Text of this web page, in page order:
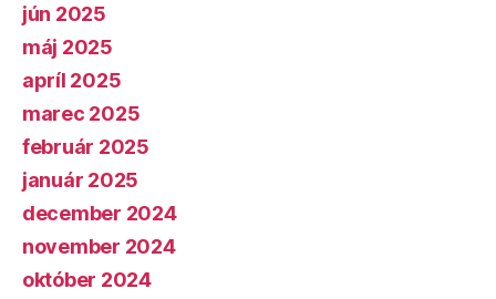
jún 2025
máj 2025
apríl 2025
marec 2025
február 2025
január 2025
december 2024
november 2024
október 2024